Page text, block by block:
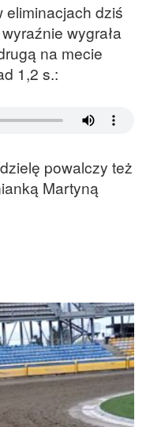
eliminacjach dziś
wygrała
na mecie
1,2 s.:
powalczy też
Martyną